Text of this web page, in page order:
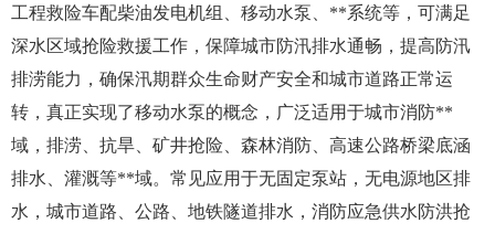
工程救险车配柴油发电机组、移动水泵、**系统等，可满足
深水区域抢险救援工作，保障城市防汛排水通畅，提高防汛
排涝能力，确保汛期群众生命财产安全和城市道路正常运
转，真正实现了移动水泵的概念，广泛适用于城市消防**
域，排涝、抗旱、矿井抢险、森林消防、高速公路桥梁底涵
排水、灌溉等**域。常见应用于无固定泵站，无电源地区排
水，城市道路、公路、地铁隧道排水，消防应急供水防洪抢